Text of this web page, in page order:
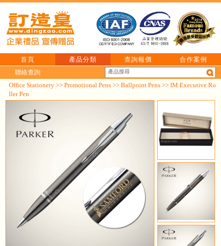
首頁 產品分類 查詢報價
合作案例
聯絡查詢
Office Stationery >> Promotional Pens >> Ballpoint Pens >> IM Executive Ro
ller Pen